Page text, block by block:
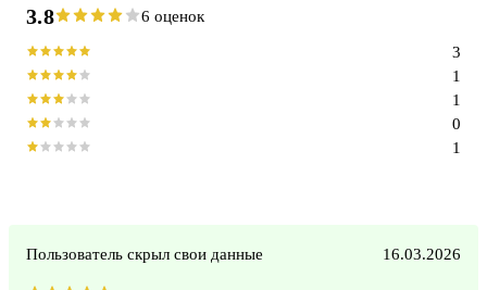
3.8 6 оценок
1
0
1
1
3
Пользователь скрыл свои данные 16.03.2026